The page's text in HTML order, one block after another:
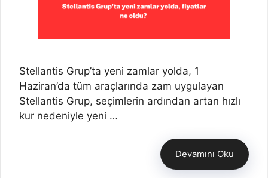
Stellantis Grup’ta yeni zamlar yolda, 1
Haziran’da tüm araçlarında zam uygulayan
Stellantis Grup, seçimlerin ardından artan hızlı
kur nedeniyle yeni …
Devamını Oku